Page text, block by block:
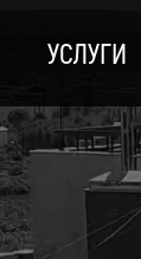
УСЛУГИ